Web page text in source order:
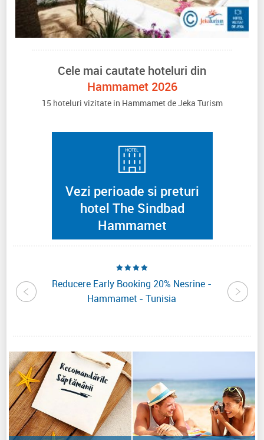
Cele mai cautate hoteluri din
Hammamet 2026
15 hoteluri vizitate in Hammamet de Jeka Turism
Vezi perioade si preturi
hotel The Sindbad
Hammamet
-
Reducere Early Booking 20% Nesrine -
Hammamet - Tunisia